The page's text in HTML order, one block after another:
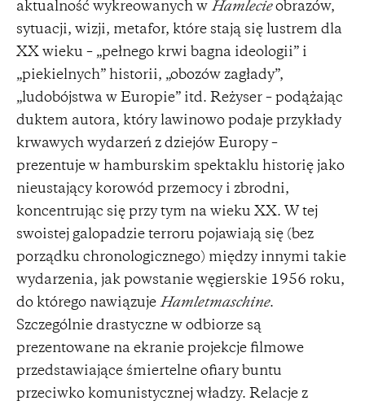
aktualność wykreowanych w Hamlecieobrazów,
sytuacji, wizji, metafor, które stają się lustrem dla
XX wieku – „pełnego krwi bagna ideologii” i
„piekielnych” historii, „obozów zagłady”,
„ludobójstwa w Europie” itd. Reżyser – podążając
duktem autora, który lawinowo podaje przykłady
krwawych wydarzeń z dziejów Europy –
prezentuje w hamburskim spektaklu historię jako
nieustający korowód przemocy i zbrodni,
koncentrując się przy tym na wieku XX. W tej
swoistej galopadzie terroru pojawiają się (bez
porządku chronologicznego) między innymi takie
wydarzenia, jak powstanie węgierskie 1956 roku,
do którego nawiązuje Hamletmaschine.
Szczególnie drastyczne w odbiorze są
prezentowane na ekranie projekcje filmowe
przedstawiające śmiertelne ofiary buntu
przeciwko komunistycznej władzy. Relacje z